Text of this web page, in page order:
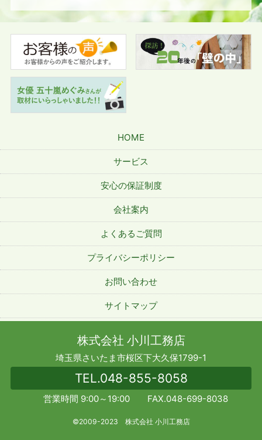
HOME
サービス
安心の保証制度
会社案内
よくあるご質問
プライバシーポリシー
お問い合わせ
サイトマップ
株式会社 小川工務店
埼玉県さいたま市桜区下大久保1799-1
TEL.048-855-8058
営業時間 9:00～19:00 FAX.048-699-8038
©2009-2023 株式会社 小川工務店